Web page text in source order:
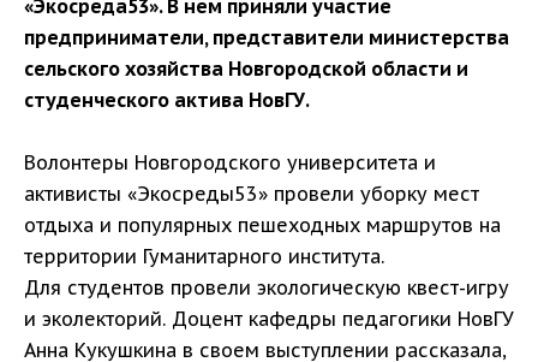
«Экосреда53». В нем приняли участие
предприниматели, представители министерства
сельского хозяйства Новгородской области и
студенческого актива НовГУ.
Волонтеры Новгородского университета и
активисты «Экосреды53» провели уборку мест
отдыха и популярных пешеходных маршрутов на
территории Гуманитарного института.
Для студентов провели экологическую квест-игру
и эколекторий. Доцент кафедры педагогики НовГУ
Анна Кукушкина в своем выступлении рассказала,